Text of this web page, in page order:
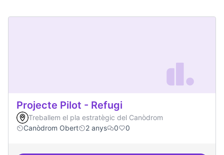
Projecte Pilot - Refugi
Treballem el pla estratègic del Canòdrom
Canòdrom Obert
2 anys 0 0